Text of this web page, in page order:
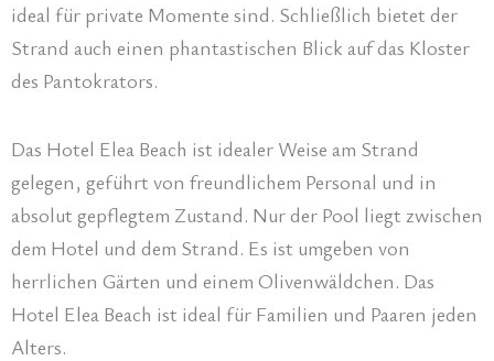
ideal für private Momente sind. Schließlich bietet der
Strand auch einen phantastischen Blick auf das Kloster
des Pantokrators.
Das Hotel Elea Beach ist idealer Weise am Strand
gelegen, geführt von freundlichem Personal und in
absolut gepflegtem Zustand. Nur der Pool liegt zwischen
dem Hotel und dem Strand. Es ist umgeben von
herrlichen Gärten und einem Olivenwäldchen. Das
Hotel Elea Beach ist ideal für Familien und Paaren jeden
Alters.